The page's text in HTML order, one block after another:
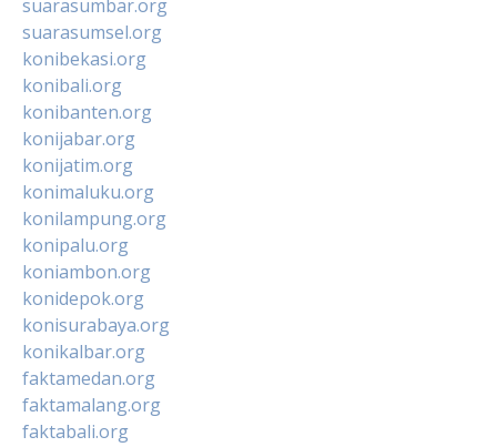
suarasumbar.org
suarasumsel.org
konibekasi.org
konibali.org
konibanten.org
konijabar.org
konijatim.org
konimaluku.org
konilampung.org
konipalu.org
koniambon.org
konidepok.org
konisurabaya.org
konikalbar.org
faktamedan.org
faktamalang.org
faktabali.org